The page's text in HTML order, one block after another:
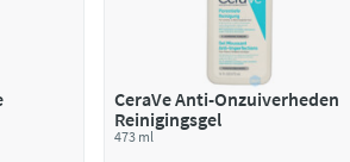
CeraVe Anti-Onzuiverheden
Reinigingsgel
473 ml